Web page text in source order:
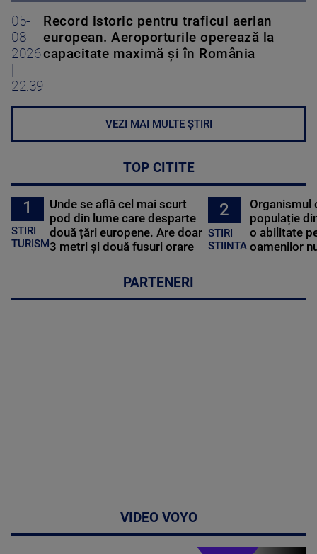
05-
08-
2026
|
22:39
Record istoric pentru traficul aerian
european. Aeroporturile operează la
capacitate maximă și în România
VEZI MAI MULTE ȘTIRI
TOP CITITE
1
STIRI
TURISM
Unde se află cel mai scurt
pod din lume care desparte
două țări europene. Are doar
3 metri și două fusuri orare
2
STIRI
STIINTA
Organismul
populație
o abilitate
oamenilor
PARTENERI
VIDEO VOYO